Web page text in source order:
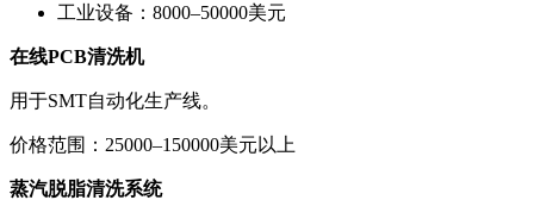
工业设备：8000–50000美元
在线PCB清洗机
用于SMT自动化生产线。
价格范围：25000–150000美元以上
蒸汽脱脂清洗系统